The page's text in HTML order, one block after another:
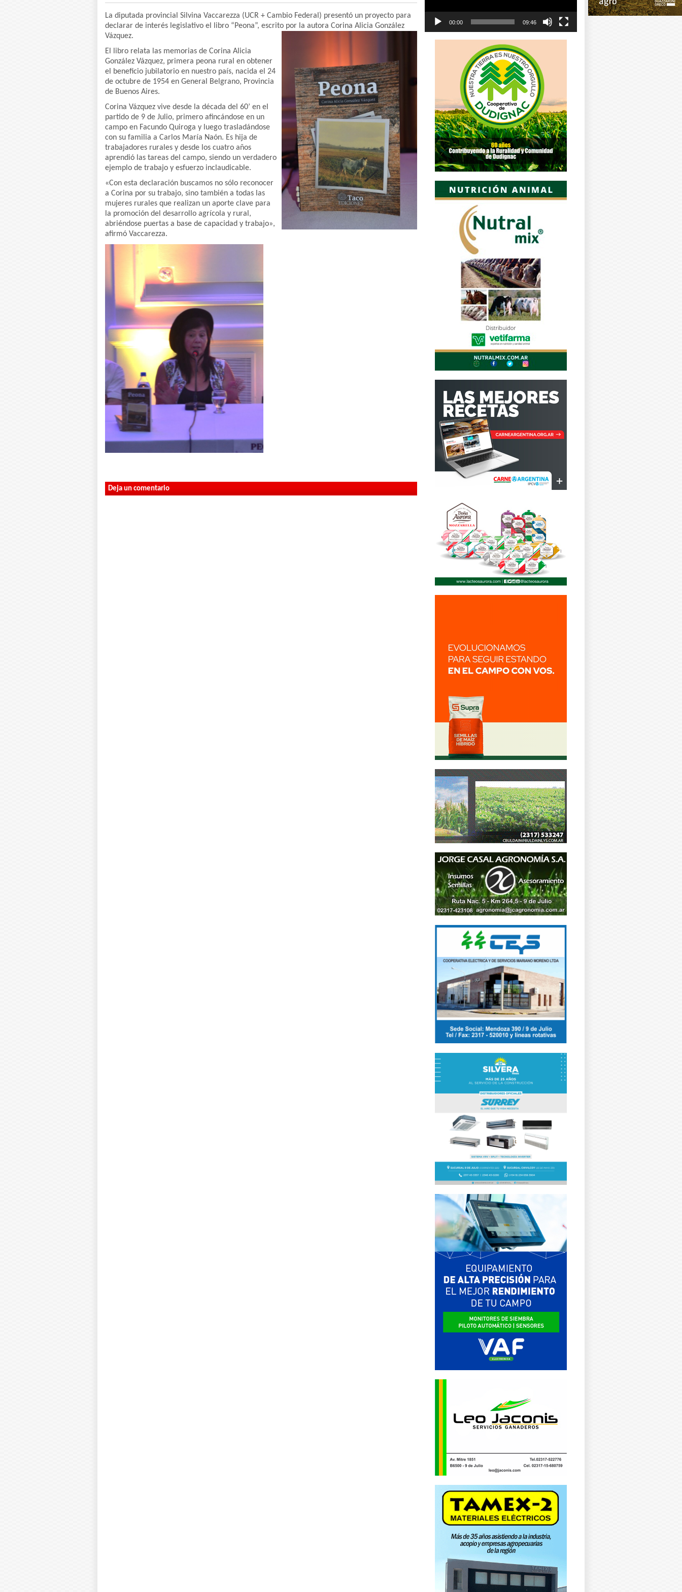
La diputada provincial Silvina Vaccarezza (UCR + Cambio Federal) presentó un proyecto para
declarar de interés legislativo el libro “Peona”, escrito por la autora Corina Alicia González
Vázquez.
El libro relata las memorias de Corina Alicia
González Vázquez, primera peona rural en obtener
el beneficio jubilatorio en nuestro país, nacida el 24
de octubre de 1954 en General Belgrano, Provincia
de Buenos Aires.
Corina Vázquez vive desde la década del 60’ en el
partido de 9 de Julio, primero afincándose en un
campo en Facundo Quiroga y luego trasladándose
con su familia a Carlos María Naón. Es hija de
trabajadores rurales y desde los cuatro años
aprendió las tareas del campo, siendo un verdadero
ejemplo de trabajo y esfuerzo inclaudicable.
«Con esta declaración buscamos no sólo reconocer
a Corina por su trabajo, sino también a todas las
mujeres rurales que realizan un aporte clave para
la promoción del desarrollo agrícola y rural,
abriéndose puertas a base de capacidad y trabajo»,
afirmó Vaccarezza.
Deja un comentario
00:00 09:46